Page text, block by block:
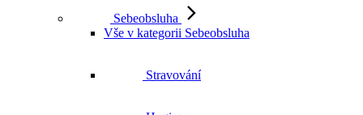
Sebeobsluha
Vše v kategorii Sebeobsluha
Stravování